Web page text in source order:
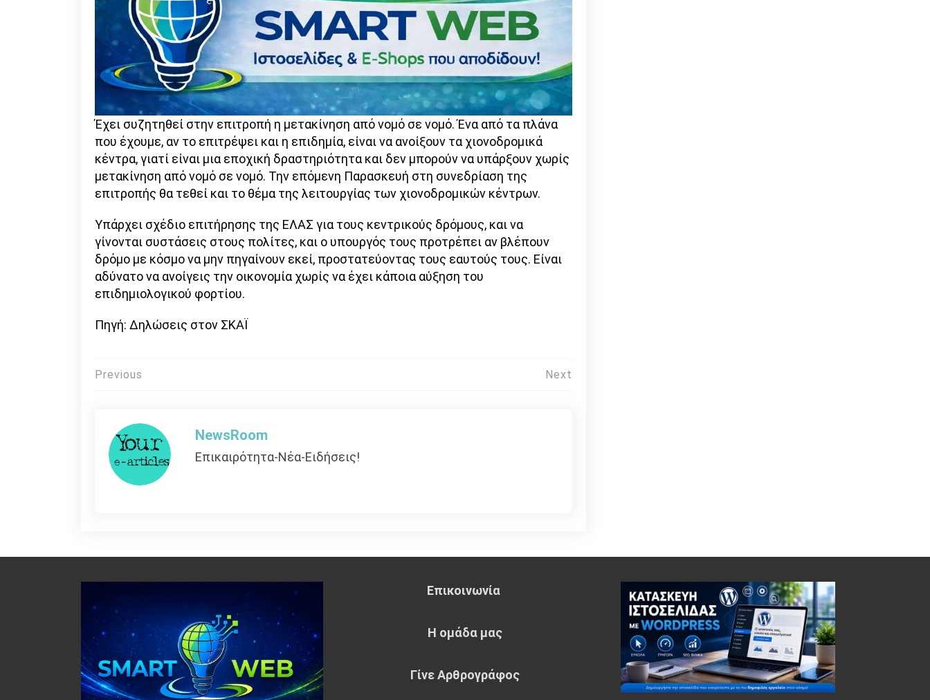
Έχει συζητηθεί στην επιτροπή η μετακίνηση από νομό σε νομό. Ένα από τα πλάνα
που έχουμε, αν το επιτρέψει και η επιδημία, είναι να ανοίξουν τα χιονοδρομικά
κέντρα, γιατί είναι μια εποχική δραστηριότητα και δεν μπορούν να υπάρξουν χωρίς
μετακίνηση από νομό σε νομό. Την επόμενη Παρασκευή στη συνεδρίαση της
επιτροπής θα τεθεί και το θέμα της λειτουργίας των χιονοδρομικών κέντρων.
Υπάρχει σχέδιο επιτήρησης της ΕΛΑΣ για τους κεντρικούς δρόμους, και να
γίνονται συστάσεις στους πολίτες, και ο υπουργός τους προτρέπει αν βλέπουν
δρόμο με κόσμο να μην πηγαίνουν εκεί, προστατεύοντας τους εαυτούς τους. Είναι
αδύνατο να ανοίγεις την οικονομία χωρίς να έχει κάποια αύξηση του
επιδημιολογικού φορτίου.
Πηγή: Δηλώσεις στον ΣΚΑΪ
Πλοήγηση
Previous Next
NewsRoom
Επικαιρότητα-Νέα-Ειδήσεις!
Επικοινωνία
Η ομάδα μας
Γίνε Αρθρογράφος